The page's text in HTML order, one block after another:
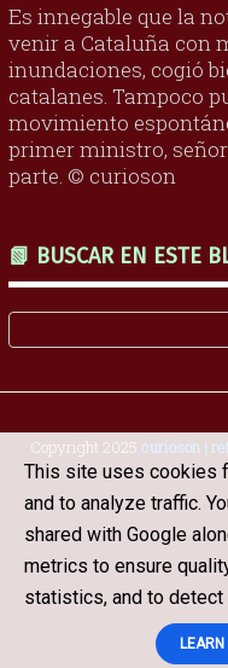
Es innegable que la
venir a Cataluña con
inundaciones, cogió
catalanes. Tampoco
movimiento
primer ministro,
parte. © curioson
📗 BUSCAR EN ESTE
Copyright 2025 curioson |
This site uses cookies
and to analyze traffic.
shared with Google
metrics to ensure
statistics, and to detect